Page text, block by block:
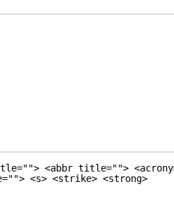
<abbr title="">
<s> <strike> <strong>